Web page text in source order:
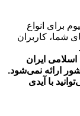
برای انواع
شما، کاربران
ایران
ارائه نمی‌شود.
با آیدی